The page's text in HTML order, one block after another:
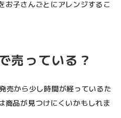
お子さんごとにアレンジするこ
売っている？
から少し時間が経っているた
商品が見つけにくいかもしれま